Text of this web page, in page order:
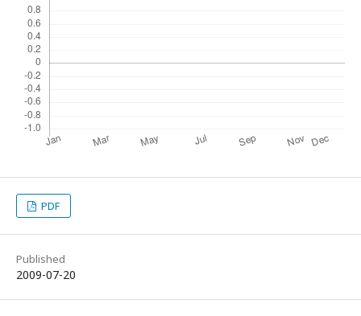
PDF
Published
2009-07-20